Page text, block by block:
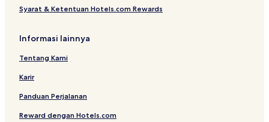
Syarat & Ketentuan Hotels.com Rewards
Informasi lainnya
Tentang Kami
Karir
Panduan Perjalanan
Reward dengan Hotels.com